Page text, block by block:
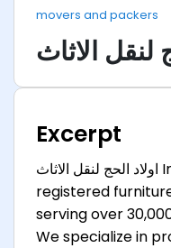
movers and packers
لنقل الاثاث
Excerpt
اولاد الحج لنقل الاثاث In Dubai is a trusted and
registered
serving over
We specialize in